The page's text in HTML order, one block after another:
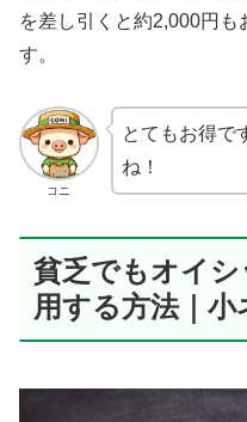
を差し引くと約2,000円
す。
コニ
とてもお得で
ね！
貧乏でもオイ
用する方法｜小